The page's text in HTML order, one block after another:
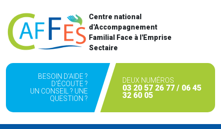
Centre national
d'Accompagnement
Familial Face à l'Emprise
Sectaire
BESOIN D'AIDE ?
D'ÉCOUTE ?
UN CONSEIL ? UNE
QUESTION ?
DEUX NUMÉROS
03 20 57 26 77 / 06 45
32 60 05